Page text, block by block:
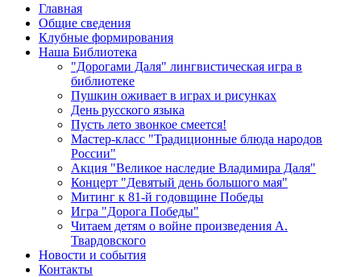
Главная
Общие сведения
Клубные формирования
Наша Библиотека
"Дорогами Даля" лингвистическая игра в
библиотеке
Пушкин оживает в играх и рисунках
День русского языка
Пусть лето звонкое смеется!
Мастер-класс "Традиционные блюда народов
России"
Акция "Великое наследие Владимира Даля"
Концерт "Девятый день большого мая"
Митинг к 81-й годовщине Победы
Игра "Дорога Победы"
Читаем детям о войне произведения А.
Твардовского
Новости и события
Контакты